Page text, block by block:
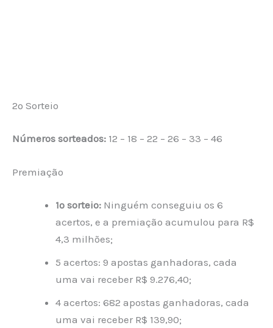
2º Sorteio
Números sorteados: 12 – 18 – 22 – 26 – 33 – 46
Premiação
1º sorteio: Ninguém conseguiu os 6
acertos, e a premiação acumulou para R$
4,3 milhões;
5 acertos: 9 apostas ganhadoras, cada
uma vai receber R$ 9.276,40;
4 acertos: 682 apostas ganhadoras, cada
uma vai receber R$ 139,90;